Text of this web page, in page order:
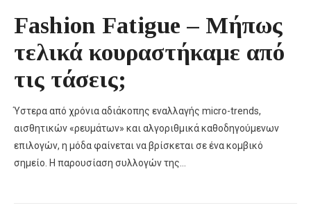
Fashion Fatigue – Μήπως
τελικά κουραστήκαμε από
τις τάσεις;
Ύστερα από χρόνια αδιάκοπης εναλλαγής micro-trends,
αισθητικών «ρευμάτων» και αλγοριθμικά καθοδηγούμενων
επιλογών, η μόδα φαίνεται να βρίσκεται σε ένα κομβικό
σημείο. Η παρουσίαση συλλογών της…